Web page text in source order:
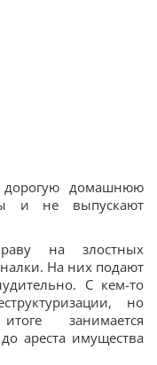
домашнюю
и не выпускают
на злостных
На них подают
С кем-то
но
занимается
ареста имущества